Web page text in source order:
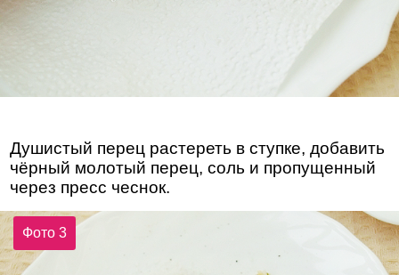
Душистый перец растереть в ступке, добавить
чёрный молотый перец, соль и пропущенный
через пресс чеснок.
Фото 3